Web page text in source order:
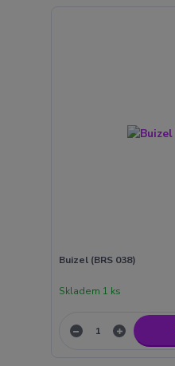
Buizel (BRS 038)
Skladem 1 ks